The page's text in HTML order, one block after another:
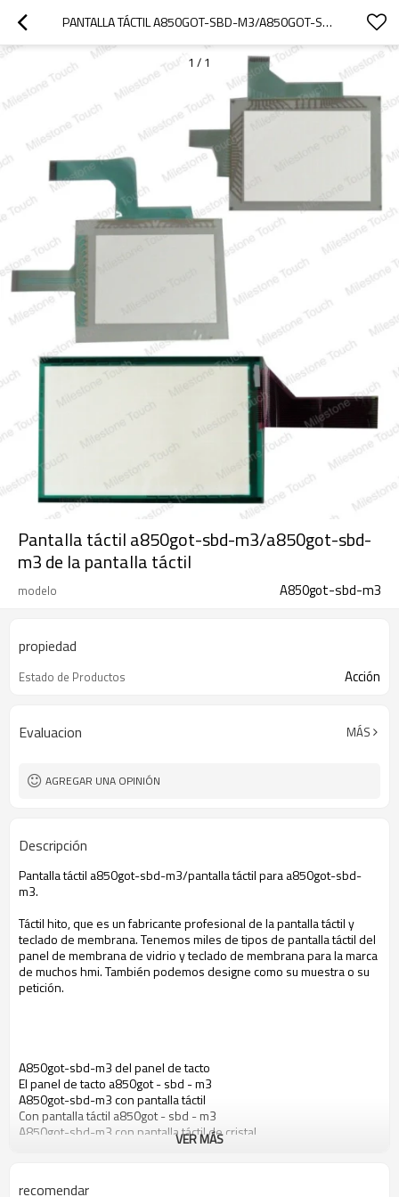
PANTALLA TÁCTIL A850GOT-SBD-M3/A850GOT-SBD-M3 DE LA PANTALLA TÁCTIL
1 / 1
Pantalla táctil a850got-sbd-m3/a850got-sbd-
m3 de la pantalla táctil
modelo A850got-sbd-m3
propiedad
Estado de Productos Acción
Evaluacion MÁS
AGREGAR UNA OPINIÓN
Descripción
Pantalla táctil a850got-sbd-m3/pantalla táctil para a850got-sbd-
m3.
Táctil hito, que es un fabricante profesional de la pantalla táctil y
teclado de membrana. Tenemos miles de tipos de pantalla táctil del
panel de membrana de vidrio y teclado de membrana para la marca
de muchos hmi. También podemos designe como su muestra o su
petición.
A850got-sbd-m3 del panel de tacto
El panel de tacto a850got - sbd - m3
A850got-sbd-m3 con pantalla táctil
Con pantalla táctil a850got - sbd - m3
A850got-sbd-m3 con pantalla táctil de cristal
Pantalla táctil de cristal a850got - sbd - m3
VER MÁS
recomendar